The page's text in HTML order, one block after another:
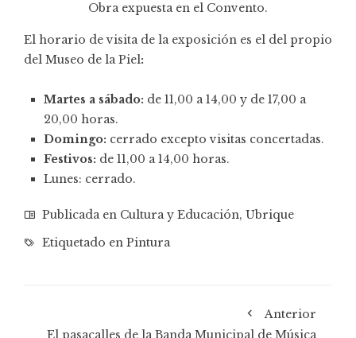
Obra expuesta en el Convento.
El horario de visita de la exposición es el del propio
del Museo de la Piel:
Martes a sábado: de 11,00 a 14,00 y de 17,00 a
20,00 horas.
Domingo: cerrado excepto visitas concertadas.
Festivos: de 11,00 a 14,00 horas.
Lunes: cerrado.
Publicada en Cultura y Educación, Ubrique
Etiquetado en Pintura
Anterior
El pasacalles de la Banda Municipal de Música